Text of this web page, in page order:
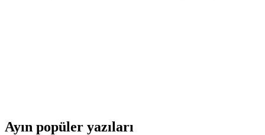
Ayın popüler yazıları